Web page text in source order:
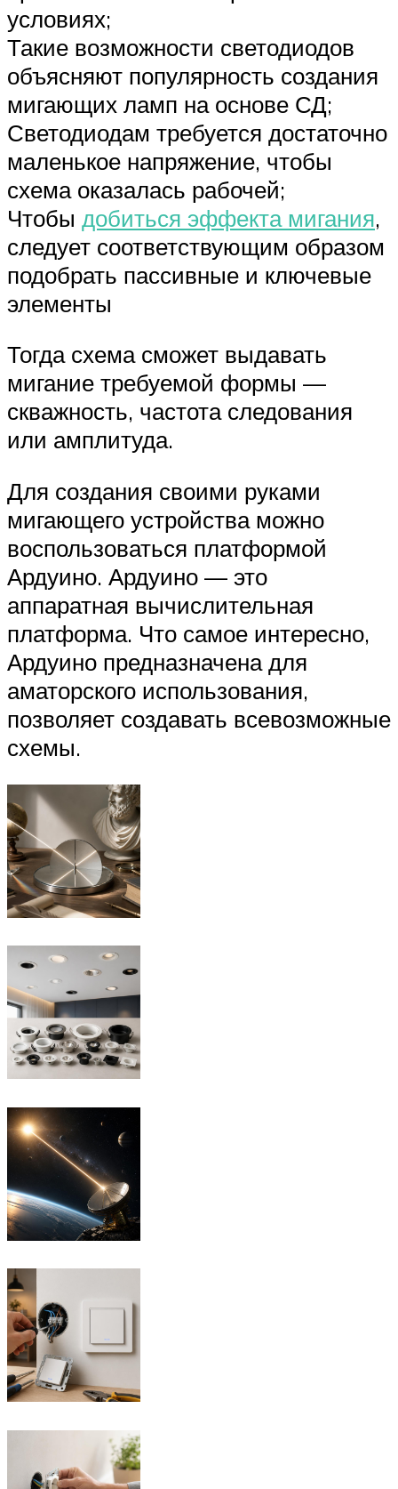
условиях;
Такие возможности светодиодов
объясняют популярность создания
мигающих ламп на основе СД;
Светодиодам требуется достаточно
маленькое напряжение, чтобы
схема оказалась рабочей;
Чтобы добиться эффекта мигания,
следует соответствующим образом
подобрать пассивные и ключевые
элементы
Тогда схема сможет выдавать
мигание требуемой формы —
скважность, частота следования
или амплитуда.
Для создания своими руками
мигающего устройства можно
воспользоваться платформой
Ардуино. Ардуино — это
аппаратная вычислительная
платформа. Что самое интересно,
Ардуино предназначена для
аматорского использования,
позволяет создавать всевозможные
схемы.